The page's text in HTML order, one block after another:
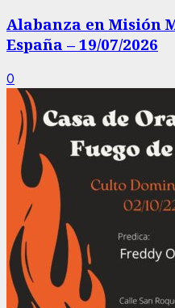
Alabanza en Misión
España – 19/07/2026
0